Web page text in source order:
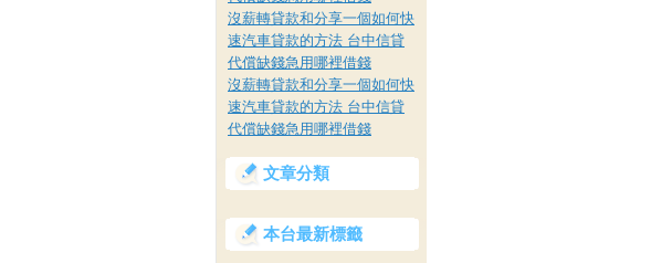
沒薪轉貸款和分享一個如何快
速汽車貸款的方法 台中信貸
代償缺錢急用哪裡借錢
沒薪轉貸款和分享一個如何快
速汽車貸款的方法 台中信貸
代償缺錢急用哪裡借錢
文章分類
本台最新標籤